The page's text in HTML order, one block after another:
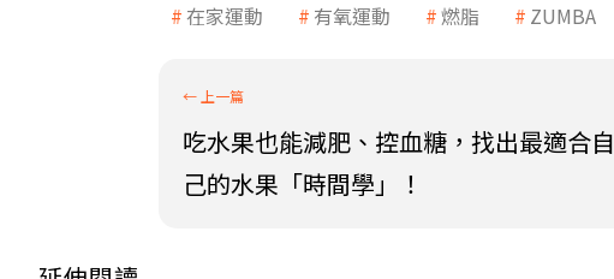
在家運動 有氧運動 燃脂 ZUMBA
吃水果也能減肥、控血糖，找出最適合自
己的水果「時間學」！